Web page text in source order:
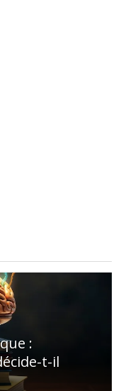
:
t-il